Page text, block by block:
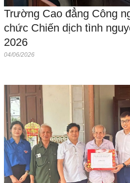
Trường Cao đẳng Công
chức Chiến dịch tình
2026
04/06/2026